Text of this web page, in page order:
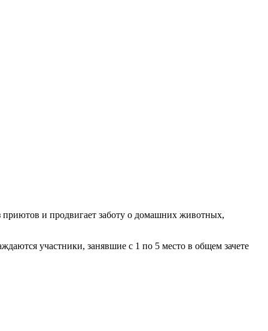
приютов и продвигает заботу о домашних животных,
участники, занявшие с 1 по 5 место в общем зачете